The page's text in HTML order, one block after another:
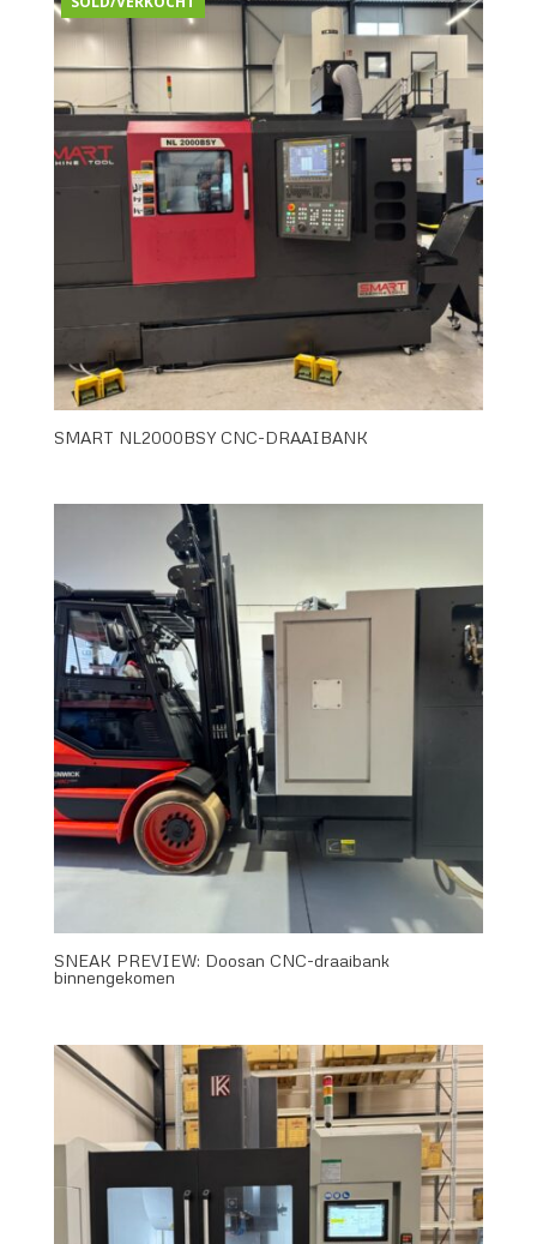
SMART NL2000BSY CNC-DRAAIBANK
SNEAK PREVIEW: Doosan CNC-draaibank
binnengekomen